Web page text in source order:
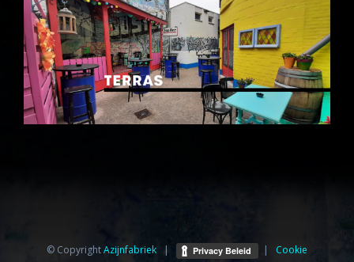
© CopyrightAzijnfabriek⁩ | | Cookie